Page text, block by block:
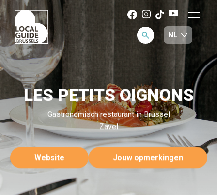
LES PETITS OIGNONS
Gastronomisch restaurant in Brussel
Zavel
Website Jouw opmerkingen